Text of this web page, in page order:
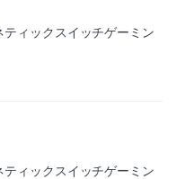
ィックスイッチゲーミン
ィックスイッチゲーミン